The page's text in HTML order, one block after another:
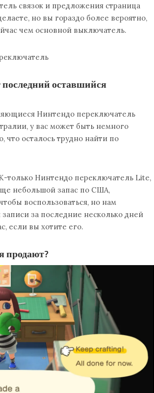
связок и предложения страница
но вы гораздо более вероятно,
чем основной выключатель.
оставшийся
Нинтендо переключатель
у вас может быть немного
что осталось трудно найти по
только Нинтендо переключатель Lite,
небольшой запас по США,
воспользоваться, но нам
за последние несколько дней
если вы хотите его.
продают?